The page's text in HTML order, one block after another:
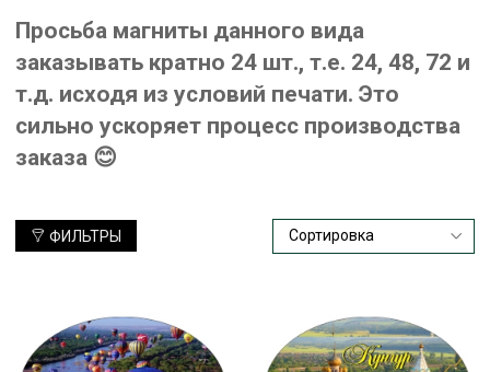
Просьба магниты данного вида
заказывать кратно 24 шт., т.е. 24, 48, 72 и
т.д. исходя из условий печати. Это
сильно ускоряет процесс производства
заказа 😊
ФИЛЬТРЫ